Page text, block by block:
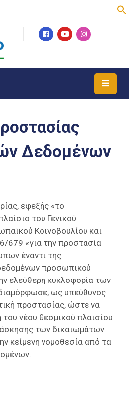
Δεδομένων
εφεξής «το
του Γενικού
Κοινοβουλίου και
679 «για την προστασία
έναντι της
προσωπικού
ελεύθερη κυκλοφορία των
ως υπεύθυνος
προστασίας, ώστε να
του νέου θεσμικού πλαισίου
των δικαιωμάτων
κείμενη νομοθεσία από τα